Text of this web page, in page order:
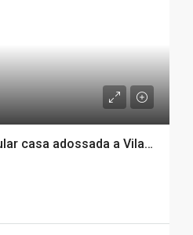
Cambrils – Espectacular casa adossada a Vilafortuny – 007.01621